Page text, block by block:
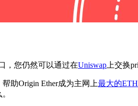
，您仍然可以通过在Uniswap 上交换
助Origin Ether成为主网上最大的